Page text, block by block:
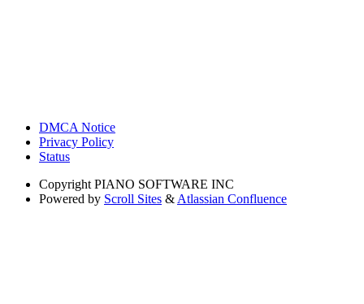
DMCA Notice
Privacy Policy
Status
Copyright PIANO SOFTWARE INC
Powered by Scroll Sites & Atlassian Confluence